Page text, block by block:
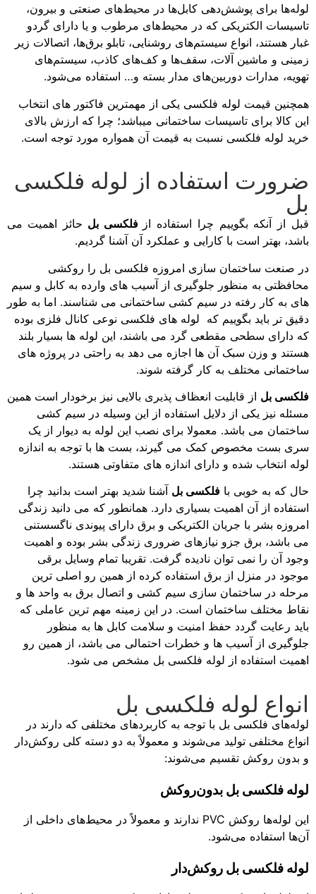
لوله‌ها برای پوشش‌دهی کابل‌ها در محیط‌های صنعتی و بیرون،
تاسیسات الکتریکی که در محیط‌های مرطوب و یا دارای گردو
غبار هستند، انواع سیستم‌های روشنایی، تابلو برق‌ها، اتصالات زیر
زمینی و ماشین آلات، سقف‌ها و کف‌های کاذب، سیستم‌های
تهویه، مدارات دوربین‌های مدار بسته و… استفاده می‌شود.
همچنین قیمت لوله فلکسی یکی از مهمترین فاکتور های انتخاب
این کالا برای تاسیسات ساختمانی میباشد؛ چرا که ارزش بالای
خرید لوله فلکسی نسبت به قیمت آن همواره مورد توجه است.
ضرورت استفاده از لوله فلکسی
بل
قبل از آنکه بگوییم چرا استفاده از فلکسی بل حائز اهمیت می
باشد، بهتر است با کارایی و عملکرد آن آشنا گردیم.
در صنعت ساختمان سازی امروزه فلکسی بل را روکشی
محافظتی به منظور جلوگیری از آسیب های وارده به کابل و سیم
های به کار رفته در سیم کشی ساختمانی می شناسند. اما به طور
دقیق تر باید بگوییم که لوله های فلکسی نوعی کانال فلزی بوده
که دارای سطحی مقطعی گرد می باشند، این لوله ها بسیار بلند
هستند و وزن سبک آن ها اجازه می دهد به راحتی در پروژه های
ساختمانی مختلف به کار گرفته شوند.
فلکسی بل از قابلیت انعظاف پذیری بالایی نیز برخودار است همین
مسئله نیز یکی از دلایل استفاده از این وسیله در سیم کشی
ساختمان می باشد. معمولا برای نصب این لوله به دیوار از یک
سری بست مخصوص کمک می گیرند، بست ها با توجه به اندازه
لوله انتخاب شده و دارای اندازه های متفاوتی هستند.
حال که به خوبی با فلکسی بل آشنا شدید بهتر است بدانید چرا
استفاده از آن اهمیت بسیاری دارد. همانطور که می دانید زندگی
امروزه بشر با جریان الکتریکی و برق دارای پیوندی ناگسستنی
می باشد، برق جزو نیازهای ضروری زندگی بشر بوده و اهمیت
وجود آن را نمی توان نادیده گرفت. تقریبا تمام وسایل برقی
موجود در منزل از برق استفاده کرده از همین رو اصلی ترین
مرحله در ساختمان سازی سیم کشی و اتصال برق به واحد ها و
نقاط مختلف ساختمان است. در این زمینه مهم ترین عاملی که
باید رعایت گردد حفظ امنیت و سلامت کابل ها به منظور
جلوگیری از آسیب ها و خطرات احتمالی می باشد، از همین رو
اهمیت استفاده از لوله فلکسی بل مشخص می شود.
انواع لوله فلکسی بل
لوله‌های فلکسی بل با توجه به کاربردهای مختلفی که دارند در
انواع مختلفی تولید می‌شوند و معمولاً به دو دسته کلی روکش‌دار
و بدون روکش تقسیم می‌شوند:
لوله فلکسی بل بدون‌روکش
این لوله‌ها روکش PVC ندارند و معمولاً در محیط‌های داخلی از
آن‌ها استفاده می‌شود.
لوله فلکسی بل روکش‌دار